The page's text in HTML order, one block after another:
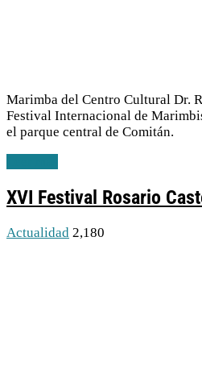
Marimba del Centro Cultural Dr.
Festival Internacional de
el parque central de Comitán.
XVI Festival Rosario
Actualidad 2,180